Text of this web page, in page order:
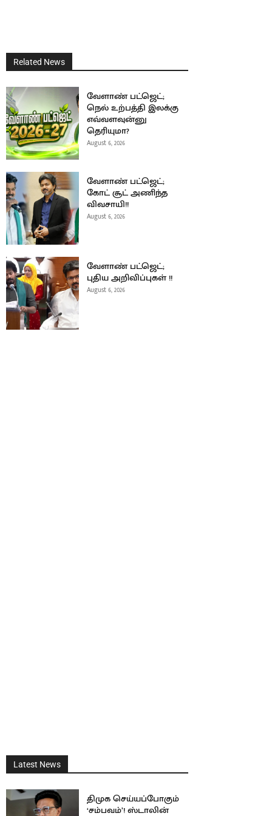
Related News
வேளாண் பட்ஜெட்;
நெல் உற்பத்தி இலக்கு
எவ்வளவுன்னு
தெரியுமா?
August 6, 2026
வேளாண் பட்ஜெட்;
கோட் சூட் அணிந்த
விவசாயி!!
August 6, 2026
வேளாண் பட்ஜெட்;
புதிய அறிவிப்புகள் !!
August 6, 2026
Latest News
திமுக செய்யப்போகும்
‘சம்பவம்’! ஸ்டாலின்